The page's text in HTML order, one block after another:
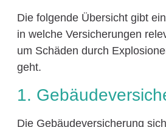
Die folgende Übersicht gibt
in welche Versicherungen
um Schäden durch
geht.
1.
Die Gebäudeversicherung